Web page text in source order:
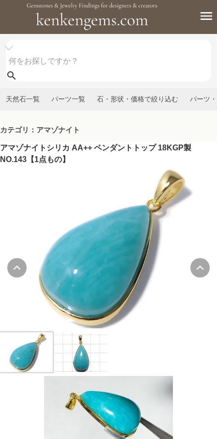
天然石一覧 パーツ一覧 石・形状・価格で絞り込む パーツ
カテゴリ：アマゾナイト
アマゾナイトシリカ AA++ ペンダントトップ 18KGP製
NO.143【1点もの】